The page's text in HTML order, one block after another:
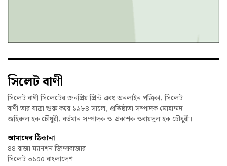
সিলেট বাণী
সিলেট বাণী সিলেটের জনপ্রিয় প্রিন্ট এবং অনলাইন পত্রিকা, সিলেট
বাণী তার যাত্রা শুরু করে ১৯৮৪ সালে, প্রতিষ্ঠাতা সম্পাদক মোহাম্মদ
জহিরুল হক চৌধুরী, বর্তমান সম্পাদক ও প্রকাশক ওবায়দুল হক চৌধুরী।
আমাদের ঠিকানা
৪৪ রাজা ম্যানশন জিন্দাবাজার
সিলেট ৩১০০ বাংলাদেশ